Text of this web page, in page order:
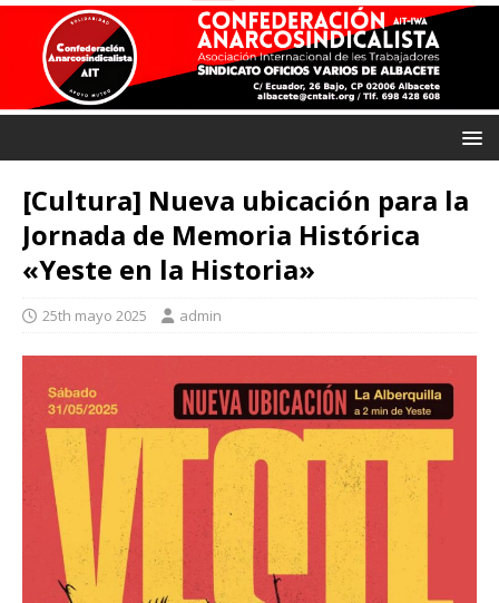
[Cultura] Nueva ubicación para la
Jornada de Memoria Histórica
«Yeste en la Historia»
25th mayo 2025 admin